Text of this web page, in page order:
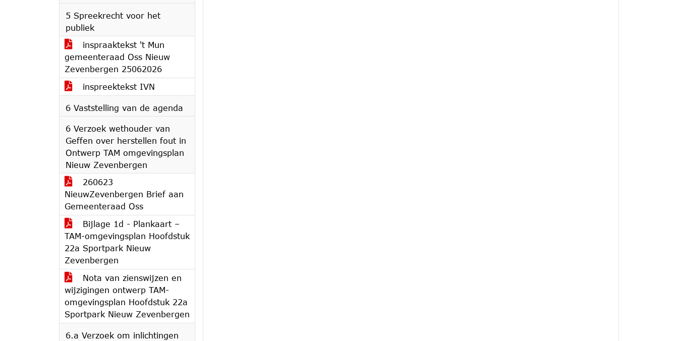
5 Spreekrecht voor het
publiek
inspraaktekst 't Mun
gemeenteraad Oss Nieuw
Zevenbergen 25062026
inspreektekst IVN
6 Vaststelling van de agenda
6 Verzoek wethouder van
Geffen over herstellen fout in
Ontwerp TAM omgevingsplan
Nieuw Zevenbergen
260623
NieuwZevenbergen Brief aan
Gemeenteraad Oss
Bijlage 1d - Plankaart –
TAM-omgevingsplan Hoofdstuk
22a Sportpark Nieuw
Zevenbergen
Nota van zienswijzen en
wijzigingen ontwerp TAM-
omgevingsplan Hoofdstuk 22a
Sportpark Nieuw Zevenbergen
6.a Verzoek om inlichtingen